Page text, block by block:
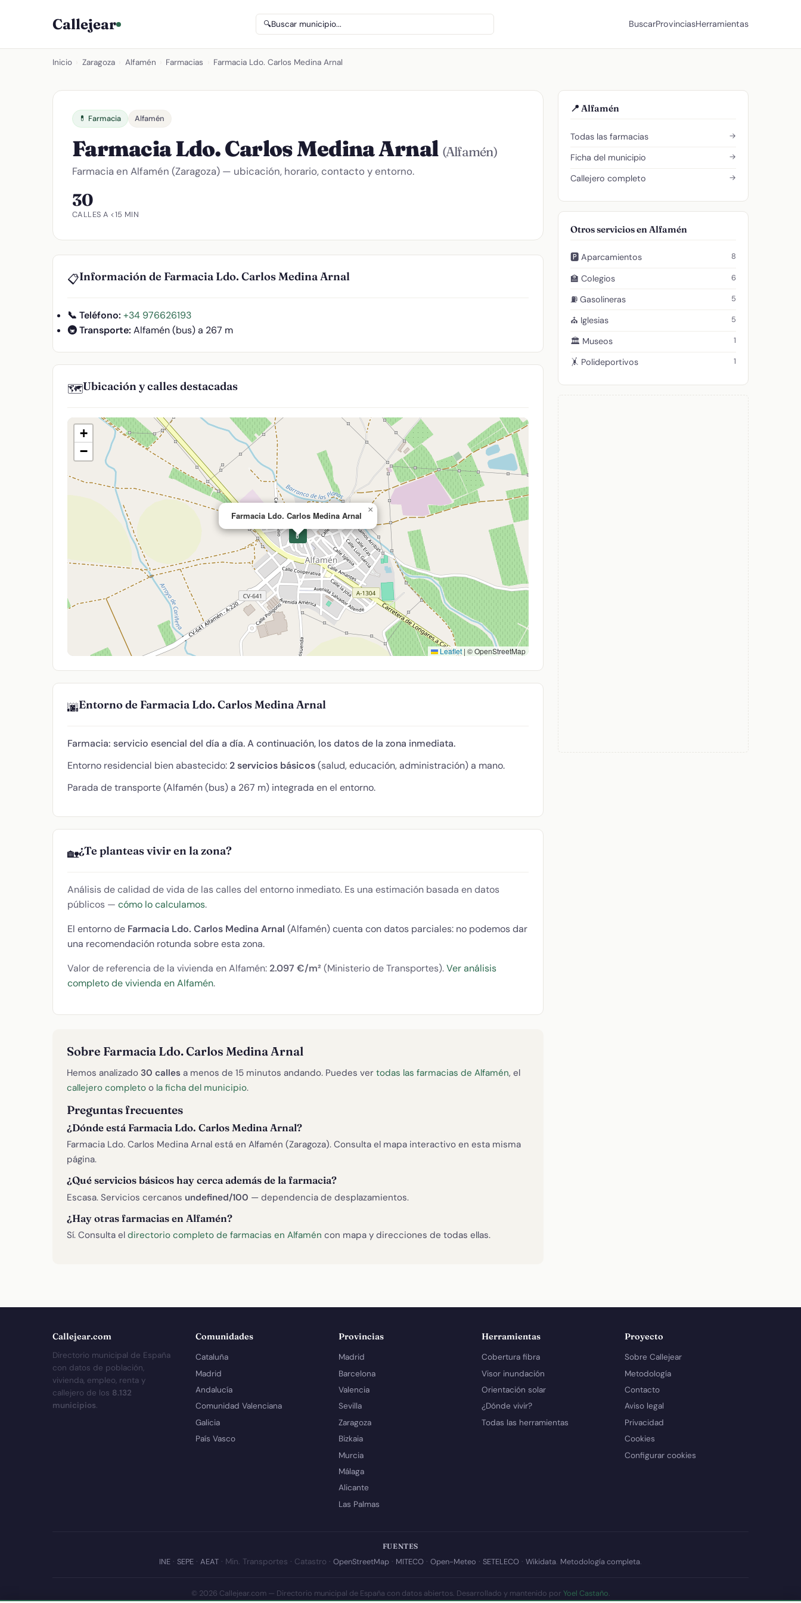
Callejear 🔍Buscar municipio... BuscarProvinciasHerramientas
Inicio Zaragoza Alfamén Farmacias Farmacia Ldo. Carlos Medina Arnal
💊 Farmacia Alfamén
Farmacia Ldo. Carlos Medina Arnal (Alfamén)
Farmacia en Alfamén (Zaragoza) — ubicación, horario, contacto y entorno.
30
CALLES A <15 MIN
📋Información de Farmacia Ldo. Carlos Medina Arnal
📞 Teléfono: +34 976626193
🚇 Transporte: Alfamén (bus) a 267 m
🗺️Ubicación y calles destacadas
💊
Farmacia Ldo. Carlos Medina Arnal
×
+
−
Leaflet | © OpenStreetMap
🌆Entorno de Farmacia Ldo. Carlos Medina Arnal
Farmacia: servicio esencial del día a día. A continuación, los datos de la zona inmediata.
Entorno residencial bien abastecido: 2 servicios básicos(salud, educación, administración) a mano.
Parada de transporte (Alfamén (bus) a 267 m) integrada en el entorno.
🏡¿Te planteas vivir en la zona?
Análisis de calidad de vida de las calles del entorno inmediato. Es una estimación basada en datos
públicos — cómo lo calculamos.
El entorno de Farmacia Ldo. Carlos Medina Arnal (Alfamén) cuenta con datos parciales: no podemos dar
una recomendación rotunda sobre esta zona.
Valor de referencia de la vivienda en Alfamén: 2.097 €/m² (Ministerio de Transportes).Ver análisis
completo de vivienda en Alfamén.
Sobre Farmacia Ldo. Carlos Medina Arnal
Hemos analizado 30 calles a menos de 15 minutos andando. Puedes ver todas las farmacias de Alfamén, el
callejero completo o la ficha del municipio.
Preguntas frecuentes
¿Dónde está Farmacia Ldo. Carlos Medina Arnal?
Farmacia Ldo. Carlos Medina Arnal está en Alfamén (Zaragoza). Consulta el mapa interactivo en esta misma
página.
¿Qué servicios básicos hay cerca además de la farmacia?
Escasa. Servicios cercanos undefined/100 — dependencia de desplazamientos.
¿Hay otras farmacias en Alfamén?
Sí. Consulta el directorio completo de farmacias en Alfamén con mapa y direcciones de todas ellas.
📍 Alfamén
Todas las farmacias →
Ficha del municipio →
Callejero completo →
Otros servicios en Alfamén
🅿️ Aparcamientos 8
🏫 Colegios 6
⛽ Gasolineras 5
⛪ Iglesias 5
🏛️ Museos 1
🤸 Polideportivos 1
Callejear.com
Directorio municipal de España
con datos de población,
vivienda, empleo, renta y
callejero de los 8.132
municipios.
Comunidades
Cataluña
Madrid
Andalucía
Comunidad Valenciana
Galicia
País Vasco
Provincias
Madrid
Barcelona
Valencia
Sevilla
Zaragoza
Bizkaia
Murcia
Málaga
Alicante
Las Palmas
Herramientas
Cobertura fibra
Visor inundación
Orientación solar
¿Dónde vivir?
Todas las herramientas
Proyecto
Sobre Callejear
Metodología
Contacto
Aviso legal
Privacidad
Cookies
Configurar cookies
FUENTES
INE · SEPE · AEAT · Min. Transportes · Catastro · OpenStreetMap · MITECO · Open-Meteo · SETELECO · Wikidata. Metodología completa.
© 2026 Callejear.com — Directorio municipal de España con datos abiertos. Desarrollado y mantenido por Yoel Castaño.